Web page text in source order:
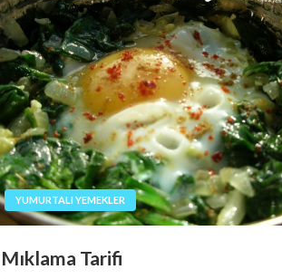
YUMURTALI YEMEKLER
Mıklama Tarifi